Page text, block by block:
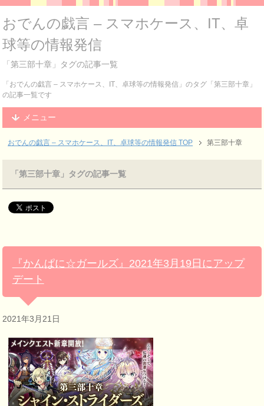
おでんの戯言 – スマホケース、IT、卓
球等の情報発信
「第三部十章」タグの記事一覧
「おでんの戯言 – スマホケース、IT、卓球等の情報発信」のタグ「第三部十章」
の記事一覧です
メニュー
おでんの戯言 – スマホケース、IT、卓球等の情報発信 TOP 第三部十章
「第三部十章」タグの記事一覧
『かんぱに☆ガールズ』2021年3月19日にアップ
デート
2021年3月21日